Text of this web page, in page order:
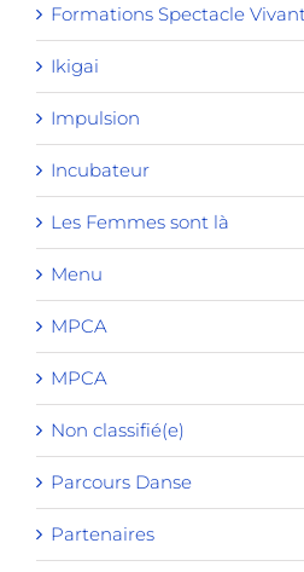
Formations Spectacle
Ikigai
Impulsion
Incubateur
Les Femmes sont là
Menu
MPCA
MPCA
Non classifié(e)
Parcours Danse
Partenaires